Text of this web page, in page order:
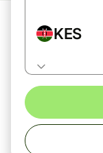
KES